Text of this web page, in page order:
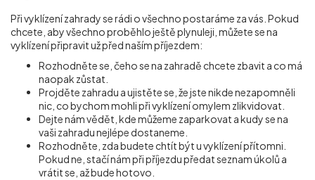
Při vyklízení zahrady se rádi o všechno postaráme za vás. Pokud
chcete, aby všechno proběhlo ještě plynuleji, můžete se na
vyklízení připravit už před naším příjezdem:
Rozhodněte se, čeho se na zahradě chcete zbavit a co má
naopak zůstat.
Projděte zahradu a ujistěte se, že jste nikde nezapomněli
nic, co bychom mohli při vyklízení omylem zlikvidovat.
Dejte nám vědět, kde můžeme zaparkovat a kudy se na
vaši zahradu nejlépe dostaneme.
Rozhodněte, zda budete chtít být u vyklízení přítomni.
Pokud ne, stačí nám při příjezdu předat seznam úkolů a
vrátit se, až bude hotovo.